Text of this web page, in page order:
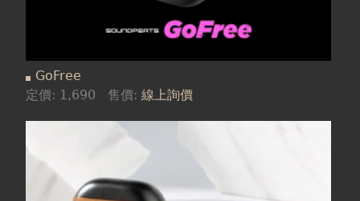
GoFree
定價: 1,690 售價:線上詢價